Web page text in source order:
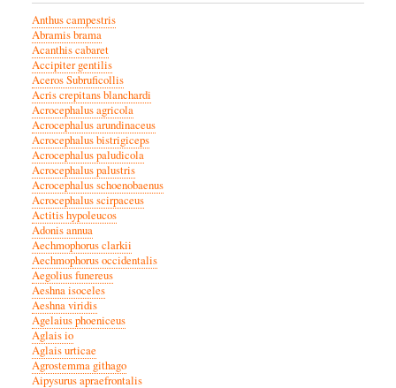
Anthus campestris
Abramis brama
Acanthis cabaret
Accipiter gentilis
Aceros Subruficollis
Acris crepitans blanchardi
Acrocephalus agricola
Acrocephalus arundinaceus
Acrocephalus bistrigiceps
Acrocephalus paludicola
Acrocephalus palustris
Acrocephalus schoenobaenus
Acrocephalus scirpaceus
Actitis hypoleucos
Adonis annua
Aechmophorus clarkii
Aechmophorus occidentalis
Aegolius funereus
Aeshna isoceles
Aeshna viridis
Agelaius phoeniceus
Aglais io
Aglais urticae
Agrostemma githago
Aipysurus apraefrontalis